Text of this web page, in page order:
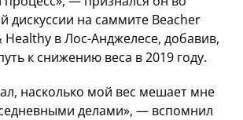
дискуссии на саммите Beacher
Healthy в Лос-Анджелесе, добавив,
к снижению веса в 2019 году.
насколько мой вес мешает мне
делами», — вспомнил